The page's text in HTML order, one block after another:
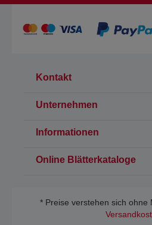
Kontakt
Unternehmen
Informationen
Online Blätterkataloge
* Preise verstehen sich ohne